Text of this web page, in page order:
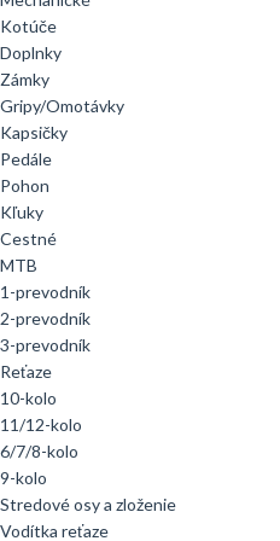
Kotúče
Doplnky
Zámky
Gripy/Omotávky
Kapsičky
Pedále
Pohon
Kľuky
Cestné
MTB
1-prevodník
2-prevodník
3-prevodník
Reťaze
10-kolo
11/12-kolo
6/7/8-kolo
9-kolo
Stredové osy a zloženie
Vodítka reťaze